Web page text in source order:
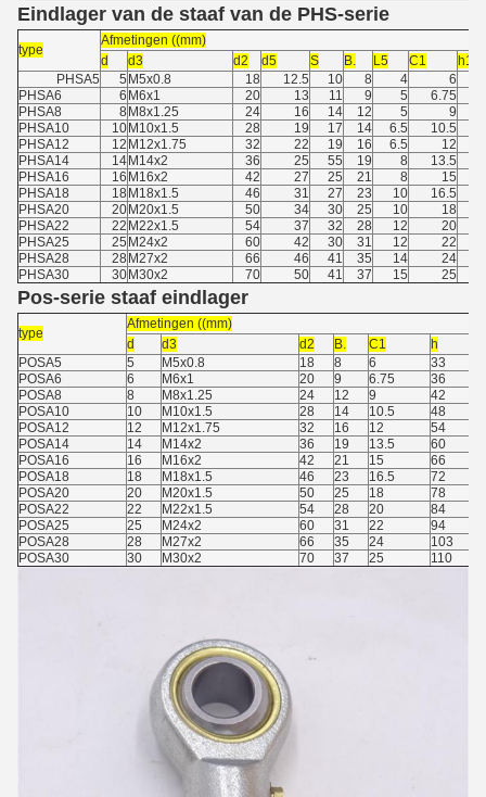
Eindlager van de staaf van de PHS-serie
type
Afmetingen ((mm)
d
d3 d2 d5 S B. L5 C1
h1
PHSA5
5 M5x0.8 18 12.5 10 8 4 6
PHSA6
6 M6x1 20 13 11 9 5 6.75
PHSA8
8 M8x1.25 24 16 14 12 5 9
PHSA10
10 M10x1.5 28 19 17 14 6.5 10.5
PHSA12
12 M12x1.75 32 22 19 16 6.5 12
PHSA14
14 M14x2 36 25 55 19 8 13.5
PHSA16
16 M16x2 42 27 25 21 8 15
PHSA18
18 M18x1.5 46 31 27 23 10 16.5
PHSA20
20 M20x1.5 50 34 30 25 10 18
PHSA22
22 M22x1.5 54 37 32 28 12 20
PHSA25
25 M24x2 60 42 30 31 12 22
PHSA28
28 M27x2 66 46 41 35 14 24
PHSA30
30 M30x2 70 50 41 37 15 25
Pos-serie staaf eindlager
type
Afmetingen ((mm)
d
d3 d2 B. C1
h
POSA5
5 M5x0.8 18 8 6
33
POSA6
6 M6x1 20 9 6.75
36
POSA8
8 M8x1.25 24 12 9
42
POSA10
10 M10x1.5 28 14 10.5
48
POSA12
12 M12x1.75 32 16 12
54
POSA14
14 M14x2 36 19 13.5
60
POSA16
16 M16x2 42 21 15
66
POSA18
18 M18x1.5 46 23 16.5
72
POSA20
20 M20x1.5 50 25 18
78
POSA22
22 M22x1.5 54 28 20
84
POSA25
25 M24x2 60 31 22
94
POSA28
28 M27x2 66 35 24
103
POSA30
30 M30x2 70 37 25 110